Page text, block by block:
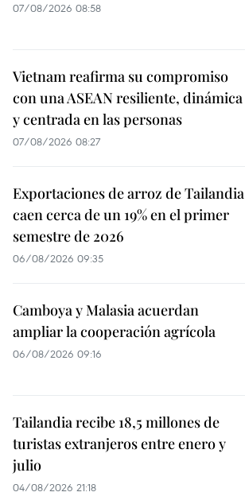
07/08/2026 08:58
Vietnam reafirma su compromiso
con una ASEAN resiliente, dinámica
y centrada en las personas
07/08/2026 08:27
Exportaciones de arroz de Tailandia
caen cerca de un 19% en el primer
semestre de 2026
06/08/2026 09:35
Camboya y Malasia acuerdan
ampliar la cooperación agrícola
06/08/2026 09:16
Tailandia recibe 18,5 millones de
turistas extranjeros entre enero y
julio
04/08/2026 21:18